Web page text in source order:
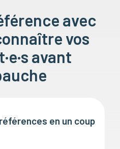
avec
vos
avant
en un coup